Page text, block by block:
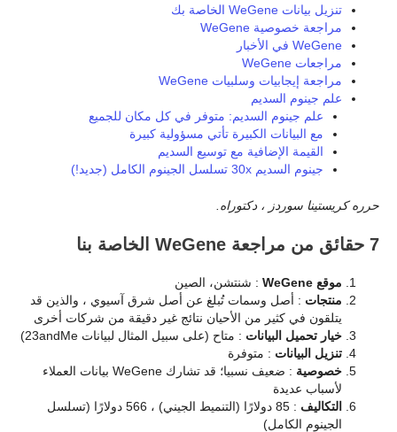
تنزيل بيانات WeGene الخاصة بك
مراجعة خصوصية WeGene
WeGene في الأخبار
مراجعات WeGene
مراجعة إيجابيات وسلبيات WeGene
علم جينوم السديم
علم جينوم السديم: متوفر في كل مكان للجميع
مع البيانات الكبيرة تأتي مسؤولية كبيرة
القيمة الإضافية مع توسيع السديم
جينوم السديم 30x تسلسل الجينوم الكامل (جديد!)
حرره كريستينا سوردز ، دكتوراه.
7 حقائق من مراجعة WeGene الخاصة بنا
موقع WeGene
: شنتشن، الصين
منتجات : أصل وسمات تُبلغ عن أصل شرق آسيوي ، والذين قد
يتلقون في كثير من الأحيان نتائج غير دقيقة من شركات أخرى
خيار تحميل البيانات : متاح (على سبيل المثال لبيانات 23andMe)
تنزيل البيانات : متوفرة
خصوصية
: ضعيف نسبيا؛ قد تشارك WeGene بيانات العملاء
لأسباب عديدة
التكاليف
: 85 دولارًا (التنميط الجيني) ، 566 دولارًا (تسلسل
الجينوم الكامل)